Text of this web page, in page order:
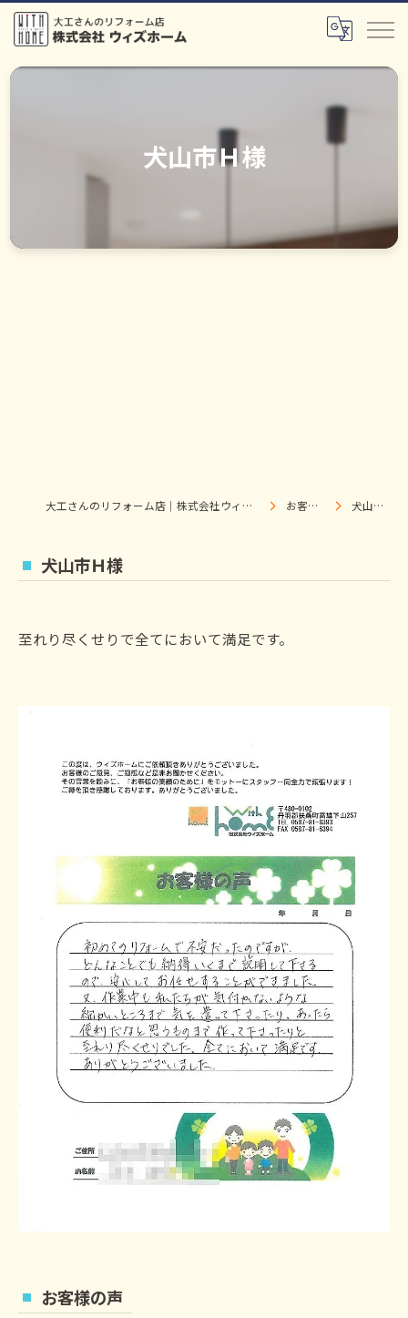
犬山市Ｈ様
大工さんのリフォーム店｜株式会社ウィズホーム｜扶桑・犬山 お客様の声 犬山市Ｈ様
犬山市Ｈ様
至れり尽くせりで全てにおいて満足です。
お客様の声